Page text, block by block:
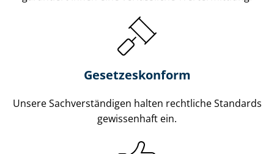
Gesetzes­konform
Unsere Sach­ver­stän­di­gen halten rechtliche Standards
gewissenhaft ein.